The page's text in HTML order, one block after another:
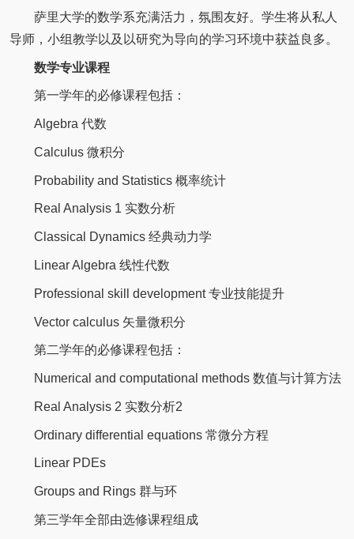
萨里大学的数学系充满活力，氛围友好。学生将从私人
导师，小组教学以及以研究为导向的学习环境中获益良多。
数学专业课程
第一学年的必修课程包括：
Algebra 代数
Calculus 微积分
Probability and Statistics 概率统计
Real Analysis 1 实数分析
Classical Dynamics 经典动力学
Linear Algebra 线性代数
Professional skill development 专业技能提升
Vector calculus 矢量微积分
第二学年的必修课程包括：
Numerical and computational methods 数值与计算方法
Real Analysis 2 实数分析2
Ordinary differential equations 常微分方程
Linear PDEs
Groups and Rings 群与环
第三学年全部由选修课程组成